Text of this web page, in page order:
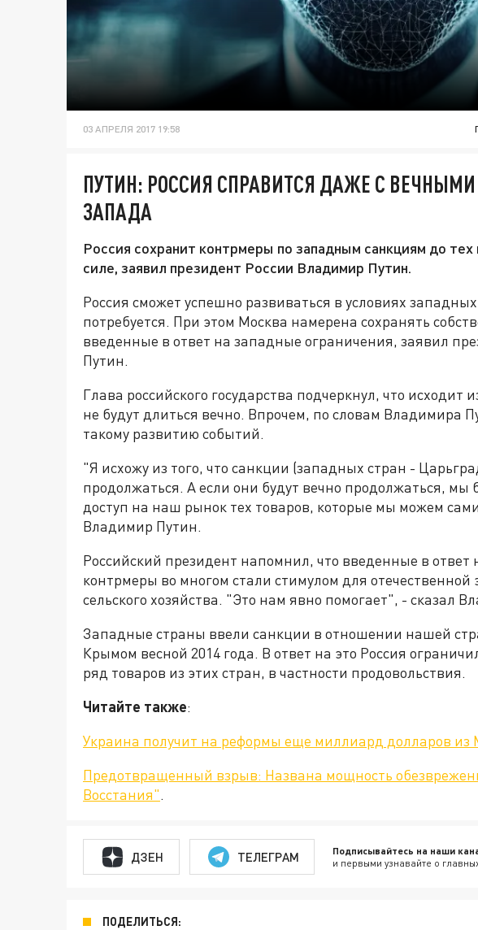
03 АПРЕЛЯ 2017 19:58
ПУТИН: РОССИЯ СПРАВИТСЯ ДАЖЕ С
ЗАПАДА
Россия сохранит контрмеры по западным санкциям до тех
силе, заявил президент России Владимир Путин.
Россия сможет успешно развиваться в условиях
потребуется. При этом Москва намерена сохранять
введенные в ответ на западные ограничения, заявил
Путин.
Глава российского государства подчеркнул, что исходит
не будут длиться вечно. Впрочем, по словам Владимира
такому развитию событий.
"Я исхожу из того, что санкции (западных стран -
продолжаться. А если они будут вечно продолжаться, мы
доступ на наш рынок тех товаров, которые мы можем
Владимир Путин.
Российский президент напомнил, что введенные в
контрмеры во многом стали стимулом для отечественной
сельского хозяйства. "Это нам явно помогает", - сказал
Западные страны ввели санкции в отношении нашей
Крымом весной 2014 года. В ответ на это Россия
ряд товаров из этих стран, в частности продовольствия.
Читайте также:
Украина получит на реформы еще миллиард долларов
Предотвращенный взрыв: Названа мощность
Восстания".
ДЗЕН ТЕЛЕГРАМ Подписывайтесь на наши
и первыми узнавайте о
ПОДЕЛИТЬСЯ: